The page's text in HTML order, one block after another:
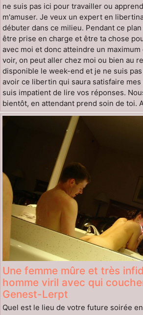
ne suis pas ici pour travailler ou
m'amuser. Je veux un expert en
débuter dans ce milieu. Pendant ce
être prise en charge et être ta chose
avec moi et donc atteindre un maximum
voir, on peut aller chez moi ou bien au
disponible le week-end et je ne suis
avoir ce libertin qui saura satisfaire
suis impatient de lire vos réponses.
bientôt, en attendant prend soin de toi.
Une femme mûre et très
homme viril avec qui
Genest-Lerpt
Quel est le lieu de votre future soirée